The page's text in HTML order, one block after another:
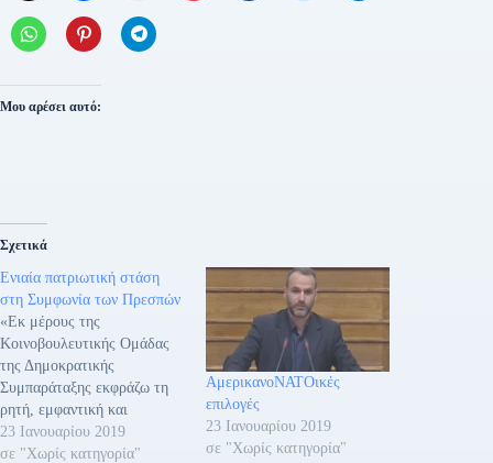
Μου αρέσει αυτό:
Σχετικά
Ενιαία πατριωτική στάση
στη Συμφωνία των Πρεσπών
«Εκ μέρους της
Κοινοβουλευτικής Ομάδας
της Δημοκρατικής
Συμπαράταξης εκφράζω τη
ρητή, εμφαντική και
ανεπιφύλακτη άρνησή μας να
ψηφίσουμε τη συμφωνία των
23 Ιανουαρίου 2019
σε "Χωρίς κατηγορία"
ΑμερικανοΝΑΤΟικές
επιλογές
23 Ιανουαρίου 2019
σε "Χωρίς κατηγορία"